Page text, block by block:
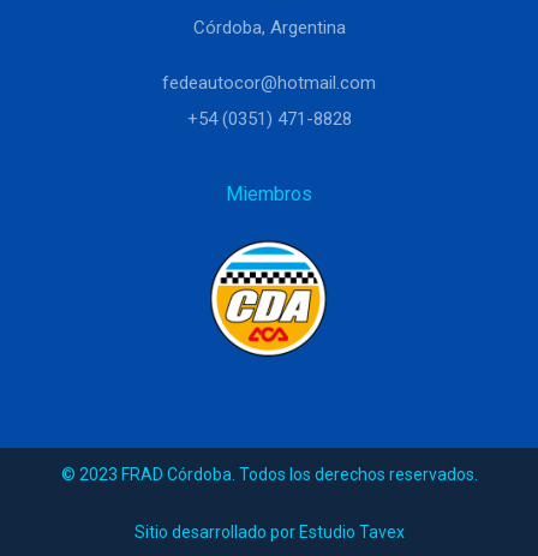
Córdoba, Argentina
fedeautocor@hotmail.com
+54 (0351) 471-8828
Miembros
© 2023 FRAD Córdoba. Todos los derechos reservados.
Sitio desarrollado por Estudio Tavex